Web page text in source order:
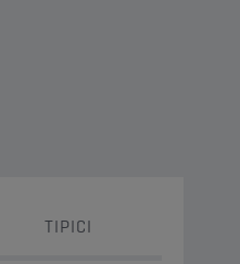
TIPICI